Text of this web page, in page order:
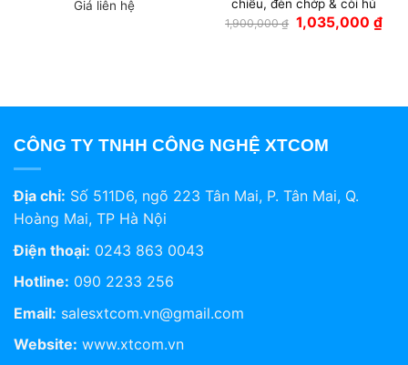
Giá liên hệ
chiều, đèn chớp & còi hú
1,900,000₫ Giá
gốc
1,035,000 ₫Giá
hiện
CÔNG TY TNHH CÔNG NGHỆ XTCOM
Địa chỉ: Số 511D6, ngõ 223 Tân Mai, P. Tân Mai, Q.
Hoàng Mai, TP Hà Nội
Điện thoại: 0243 863 0043
Hotline: 090 2233 256
Email: salesxtcom.vn@gmail.com
Website: www.xtcom.vn